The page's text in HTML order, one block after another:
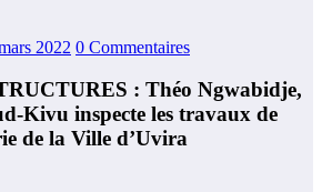
2022 0 Commentaires
: Théo Ngwabidje,
Kivu inspecte les travaux de
de la Ville d’Uvira